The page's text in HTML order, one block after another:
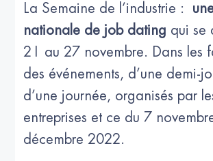
La Semaine de l’industrie :
nationale de job dating qui se
21 au 27 novembre. Dans les
des événements, d’une demi-
d’une journée, organisés par
entreprises et ce du 7
décembre 2022.